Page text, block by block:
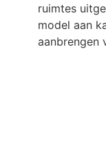
ruimtes
model aan
aanbrengen